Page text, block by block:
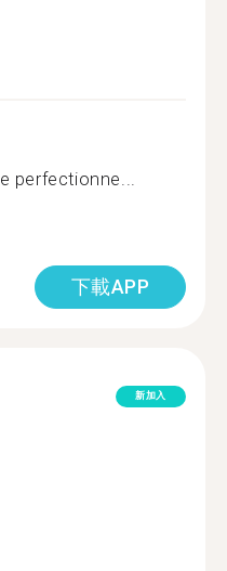
perfectionne...
下載APP
新加入